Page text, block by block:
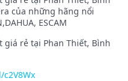
của những hãng nổi
ESCAM
giá rẻ tại Phan Thiết, Bình